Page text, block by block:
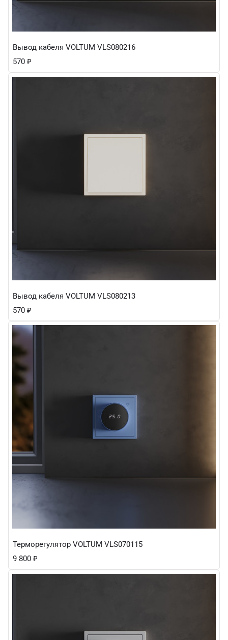
Вывод кабеля VOLTUM VLS080216
570 ₽
Вывод кабеля VOLTUM VLS080213
570 ₽
Терморегулятор VOLTUM VLS070115
9 800 ₽